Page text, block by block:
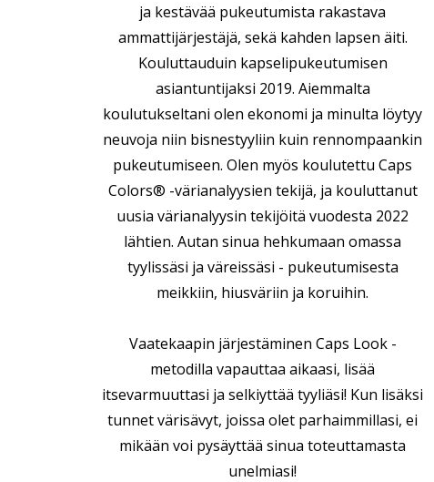
ja kestävää pukeutumista rakastava
ammattijärjestäjä, sekä kahden lapsen äiti.
Kouluttauduin kapselipukeutumisen
asiantuntijaksi 2019. Aiemmalta
koulutukseltani olen ekonomi ja minulta löytyy
neuvoja niin bisnestyyliin kuin rennompaankin
pukeutumiseen. Olen myös koulutettu Caps
Colors® -värianalyysien tekijä, ja kouluttanut
uusia värianalyysin tekijöitä vuodesta 2022
lähtien. Autan sinua hehkumaan omassa
tyylissäsi ja väreissäsi - pukeutumisesta
meikkiin, hiusväriin ja koruihin.
Vaatekaapin järjestäminen Caps Look -
metodilla vapauttaa aikaasi, lisää
itsevarmuuttasi ja selkiyttää tyyliäsi! Kun lisäksi
tunnet värisävyt, joissa olet parhaimmillasi, ei
mikään voi pysäyttää sinua toteuttamasta
unelmiasi!